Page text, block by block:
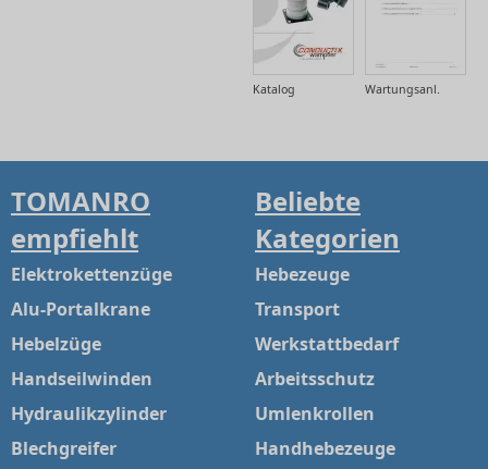
Wartungsanl.
Katalog
TOMANRO
empfiehlt
Elektrokettenzüge
Alu-Portalkrane
Hebelzüge
Handseilwinden
Hydraulikzylinder
Blechgreifer
Beliebte
Kategorien
Hebezeuge
Transport
Werkstattbedarf
Arbeitsschutz
Umlenkrollen
Handhebezeuge